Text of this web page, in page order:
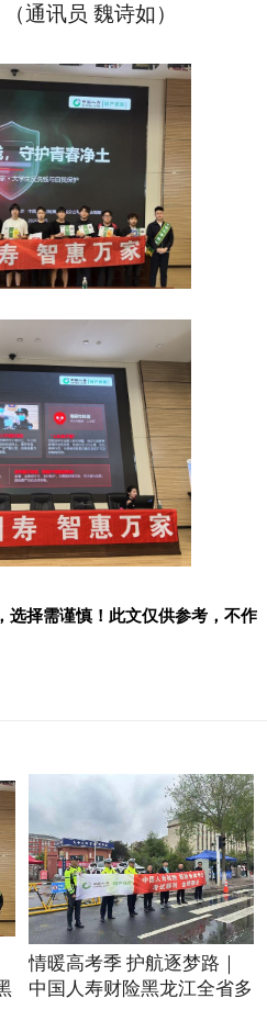
通讯员 魏诗如）
选择需谨慎！此文仅供参考，不作
情暖高考季 护航逐梦路｜
中国人寿财险黑龙江全省多